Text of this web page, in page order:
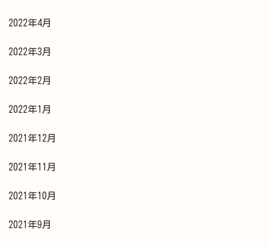
2022年4月
2022年3月
2022年2月
2022年1月
2021年12月
2021年11月
2021年10月
2021年9月